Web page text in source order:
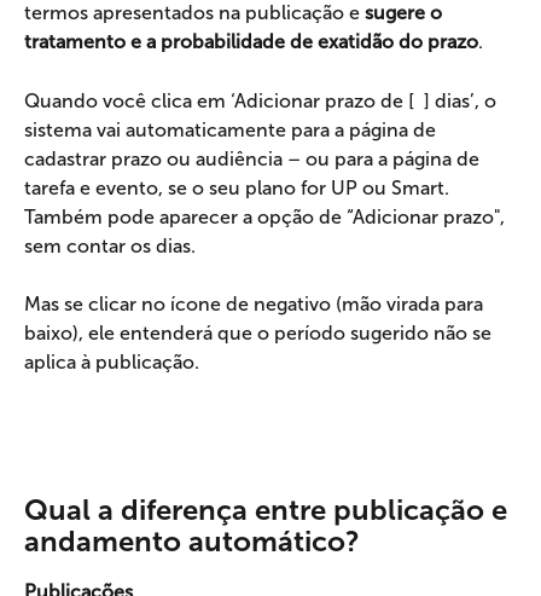
termos apresentados na publicação e sugere o
tratamento e a probabilidade de exatidão do prazo.
Quando você clica em ‘Adicionar prazo de [  ] dias’, o
sistema vai automaticamente para a página de
cadastrar prazo ou audiência – ou para a página de
tarefa e evento, se o seu plano for UP ou Smart.
Também pode aparecer a opção de “Adicionar prazo",
sem contar os dias.
Mas se clicar no ícone de negativo (mão virada para
baixo), ele entenderá que o período sugerido não se
aplica à publicação.
Qual a diferença entre publicação e
andamento automático?